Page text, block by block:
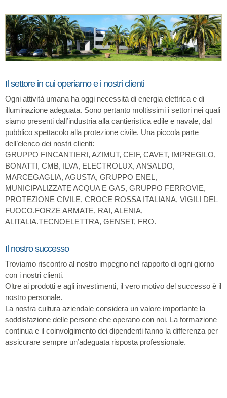
Il settore in cui operiamo e i nostri clienti
Ogni attività umana ha oggi necessità di energia elettrica e di
illuminazione adeguata. Sono pertanto moltissimi i settori nei quali
siamo presenti dall’industria alla cantieristica edile e navale, dal
pubblico spettacolo alla protezione civile. Una piccola parte
dell’elenco dei nostri clienti:
GRUPPO FINCANTIERI, AZIMUT, CEIF, CAVET, IMPREGILO,
BONATTI, CMB, ILVA, ELECTROLUX, ANSALDO,
MARCEGAGLIA, AGUSTA, GRUPPO ENEL,
MUNICIPALIZZATE ACQUA E GAS, GRUPPO FERROVIE,
PROTEZIONE CIVILE, CROCE ROSSA ITALIANA, VIGILI DEL
FUOCO.FORZE ARMATE, RAI, ALENIA,
ALITALIA.TECNOELETTRA, GENSET, FRO.
Il nostro successo
Troviamo riscontro al nostro impegno nel rapporto di ogni giorno
con i nostri clienti.
Oltre ai prodotti e agli investimenti, il vero motivo del successo è il
nostro personale.
La nostra cultura aziendale considera un valore importante la
soddisfazione delle persone che operano con noi. La formazione
continua e il coinvolgimento dei dipendenti fanno la differenza per
assicurare sempre un’adeguata risposta professionale.